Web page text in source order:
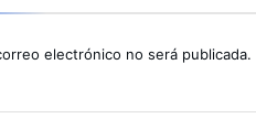
electrónico no será publicada.